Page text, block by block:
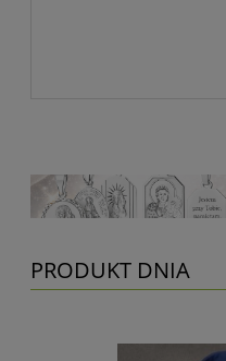
PRODUKT DNIA